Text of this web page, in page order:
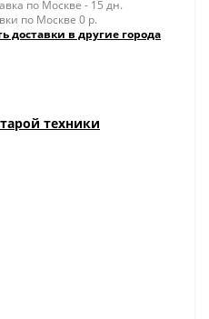
по Москве - 15 дн.
по Москве 0 р.
доставки в другие города
техники